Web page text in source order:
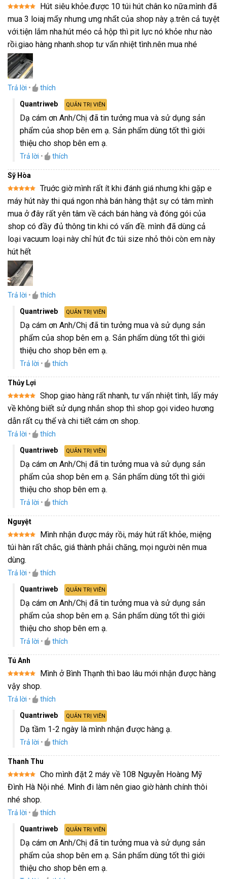
Được xếp
hạng 55
Hút siêu khỏe.được 10 túi hút chân ko nữa.mình đã
mua 3 loiaj mấy nhưng ưng nhất của shop này ạ.trên cả tuyệt
với.tiện lắm nha.hút méo cả hộp thì pit lực nó khỏe như nào
rồi.giao hàng nhanh.shop tư vấn nhiệt tình.nên mua nhé
Trả lời •
thích
Quantriweb
QUẢN TRỊ VIÊN
Dạ cám ơn Anh/Chị đã tin tưởng mua và sử dụng sản
phẩm của shop bên em ạ. Sản phẩm dùng tốt thì giới
thiệu cho shop bên em ạ.
Trả lời • thích
Sỹ Hòa
Được xếp
hạng
5
Truớc giờ mình rất ít khi đánh giá nhưng khi gặp e
máy hút này thi quá ngon nhà bán hàng thật sự có tâm mình
mua ở đây rất yên tâm về cách bán hàng và đóng gói của
shop có đầy đủ thông tin khi có vấn đề. mình đã dùng cả
loại vacuum loại này chỉ hút đc túi size nhỏ thôi còn em này
hút hết
Trả lời •
thích
Quantriweb
QUẢN TRỊ VIÊN
Dạ cám ơn Anh/Chị đã tin tưởng mua và sử dụng sản
phẩm của shop bên em ạ. Sản phẩm dùng tốt thì giới
thiệu cho shop bên em ạ.
Trả lời • thích
Thủy Lợi
Được xếp
hạng5 5
Shop giao hàng rất nhanh, tư vấn nhiệt tình, lấy máy
về không biết sử dụng nhắn shop thì shop gọi video hương
dẫn rất cụ thể và chi tiết cám ơn shop.
Trả lời •
thích
Quantriweb
QUẢN TRỊ VIÊN
Dạ cám ơn Anh/Chị đã tin tưởng mua và sử dụng sản
phẩm của shop bên em ạ. Sản phẩm dùng tốt thì giới
thiệu cho shop bên em ạ.
Trả lời • thích
Nguyệt
Được xếp
hạng 55
Mình nhận được máy rồi, máy hút rất khỏe, miệng
túi hàn rất chắc, giá thành phải chăng, mọi người nên mua
dùng.
Trả lời •
thích
Quantriweb
QUẢN TRỊ VIÊN
Dạ cám ơn Anh/Chị đã tin tưởng mua và sử dụng sản
phẩm của shop bên em ạ. Sản phẩm dùng tốt thì giới
thiệu cho shop bên em ạ.
Trả lời • thích
Tú Anh
Được xếp
hạng 55
Mình ở Bình Thạnh thì bao lâu mới nhận được hàng
vậy shop.
Trả lời •
thích
Quantriweb
QUẢN TRỊ VIÊN
Dạ tầm 1-2 ngày là mình nhận được hàng ạ.
Trả lời • thích
Thanh Thu
Được xếp
hạng
5
Cho mình đặt 2 máy về 108 Nguyễn Hoàng Mỹ
Đình Hà Nội nhé. Mình đi làm nên giao giờ hành chính thôi
nhé shop.
Trả lời •
thích
Quantriweb
QUẢN TRỊ VIÊN
Dạ cám ơn Anh/Chị đã tin tưởng mua và sử dụng sản
phẩm của shop bên em ạ. Sản phẩm dùng tốt thì giới
thiệu cho shop bên em ạ.